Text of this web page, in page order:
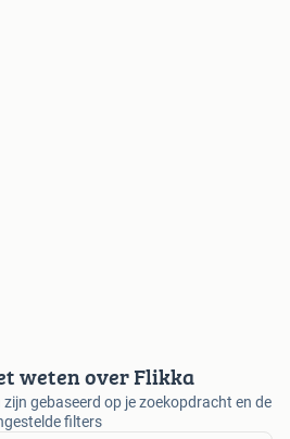
weten over Flikka
gebaseerd op je zoekopdracht en de
filters